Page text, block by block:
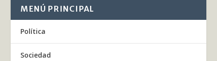
MENÚ PRINCIPAL
Política
Sociedad